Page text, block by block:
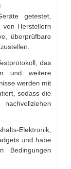
getestet,
Herstellern
überprüfbare
das
und weitere
werden mit
sodass die
Elektronik,
und habe
Bedingungen